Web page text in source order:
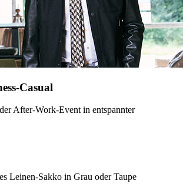
Casual
After-Work-Event in entspannter
Leinen-Sakko in Grau oder Taupe